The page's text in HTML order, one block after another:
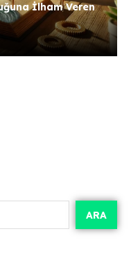
İlham Veren
ARA